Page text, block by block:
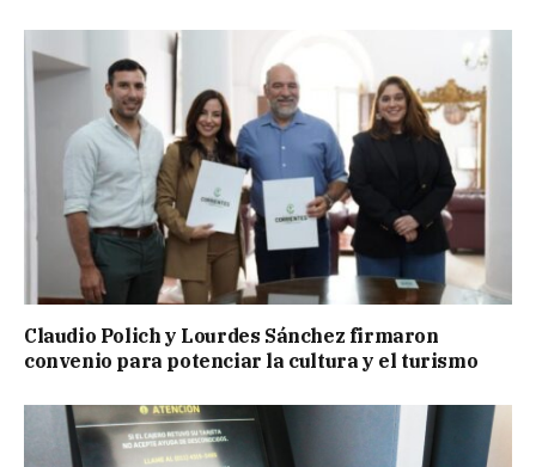
Claudio Polich y Lourdes Sánchez firmaron
convenio para potenciar la cultura y el turismo